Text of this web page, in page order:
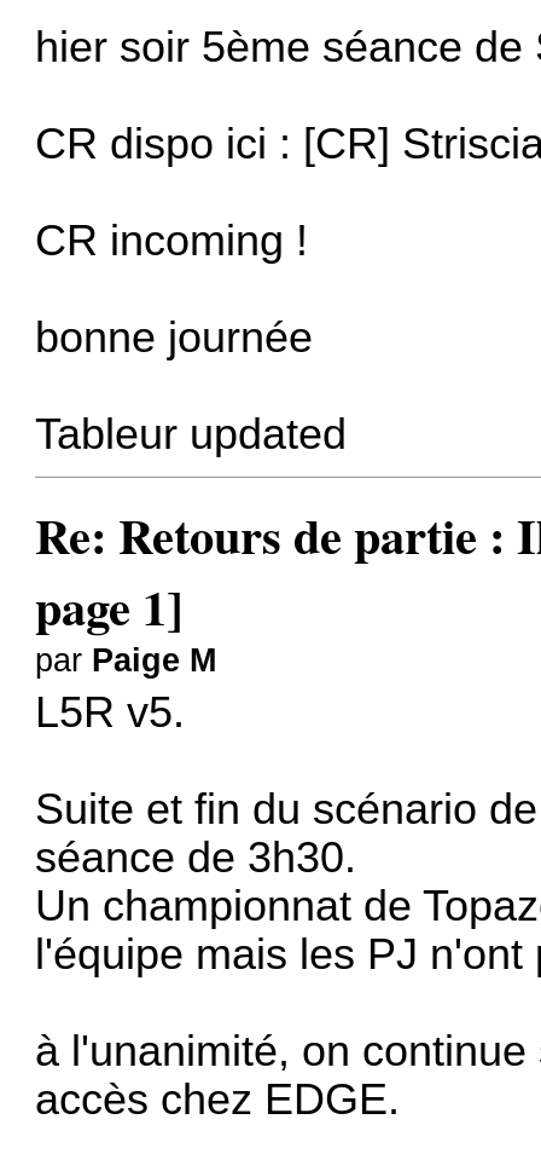
hier soir 5ème séance de
CR dispo ici : [CR]
CR incoming !
bonne journée
Tableur updated
Re: Retours de partie :
page 1]
par Paige M
L5R v5.
Suite et fin du scénario
séance de 3h30.
Un championnat de
l'équipe mais les PJ n'ont
à l'unanimité, on
accès chez EDGE.